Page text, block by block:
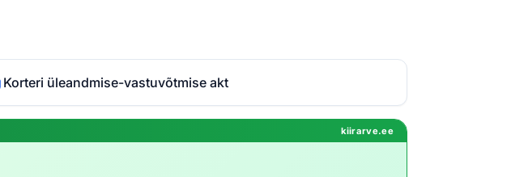
Korteri üleandmise-vastuvõtmise akt
kiirarve.ee